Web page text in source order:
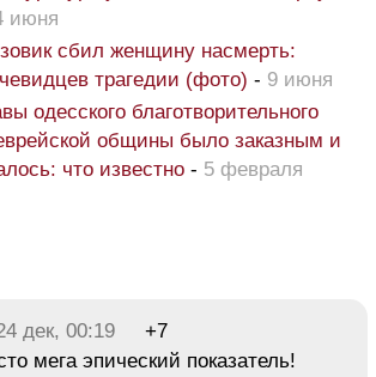
июня
сбил женщину насмерть:
трагедии (фото) - 9 июня
одесского благотворительного
общины было заказным и
что известно - 5 февраля
дек, 00:19
+7
мега эпический показатель!